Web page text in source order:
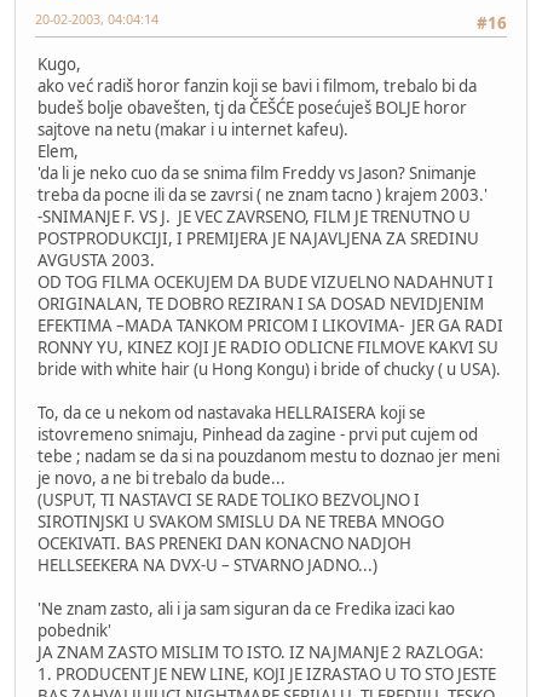
#16
20-02-2003, 04:04:14
Kugo,
ako već radiš horor fanzin koji se bavi i filmom, trebalo bi da
budeš bolje obavešten, tj da ČEŠĆE posećuješ BOLJE horor
sajtove na netu (makar i u internet kafeu).
Elem,
'da li je neko cuo da se snima film Freddy vs Jason? Snimanje
treba da pocne ili da se zavrsi ( ne znam tacno ) krajem 2003.'
-SNIMANJE F. VS J. JE VEC ZAVRSENO, FILM JE TRENUTNO U
POSTPRODUKCIJI, I PREMIJERA JE NAJAVLJENA ZA SREDINU
AVGUSTA 2003.
OD TOG FILMA OCEKUJEM DA BUDE VIZUELNO NADAHNUT I
ORIGINALAN, TE DOBRO REZIRAN I SA DOSAD NEVIDJENIM
EFEKTIMA –MADA TANKOM PRICOM I LIKOVIMA- JER GA RADI
RONNY YU, KINEZ KOJI JE RADIO ODLICNE FILMOVE KAKVI SU
bride with white hair (u Hong Kongu) i bride of chucky ( u USA).
To, da ce u nekom od nastavaka HELLRAISERA koji se
istovremeno snimaju, Pinhead da zagine - prvi put cujem od
tebe ; nadam se da si na pouzdanom mestu to doznao jer meni
je novo, a ne bi trebalo da bude...
(USPUT, TI NASTAVCI SE RADE TOLIKO BEZVOLJNO I
SIROTINJSKI U SVAKOM SMISLU DA NE TREBA MNOGO
OCEKIVATI. BAS PRENEKI DAN KONACNO NADJOH
HELLSEEKERA NA DVX-U – STVARNO JADNO...)
'Ne znam zasto, ali i ja sam siguran da ce Fredika izaci kao
pobednik'
JA ZNAM ZASTO MISLIM TO ISTO. IZ NAJMANJE 2 RAZLOGA:
1. PRODUCENT JE NEW LINE, KOJI JE IZRASTAO U TO STO JESTE